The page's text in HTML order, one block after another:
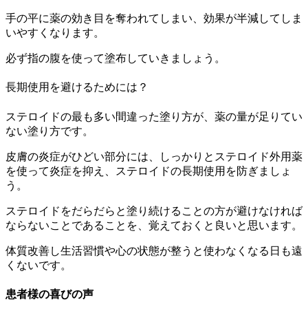
手の平に薬の効き目を奪われてしまい、効果が半減してしま
いやすくなります。
必ず指の腹を使って塗布していきましょう。
長期使用を避けるためには？
ステロイドの最も多い間違った塗り方が、薬の量が足りてい
ない塗り方です。
皮膚の炎症がひどい部分には、しっかりとステロイド外用薬
を使って炎症を抑え、ステロイドの長期使用を防ぎましょ
う。
ステロイドをだらだらと塗り続けることの方が避けなければ
ならないことであることを、覚えておくと良いと思います。
体質改善し生活習慣や心の状態が整うと使わなくなる日も遠
くないです。
患者様の喜びの声